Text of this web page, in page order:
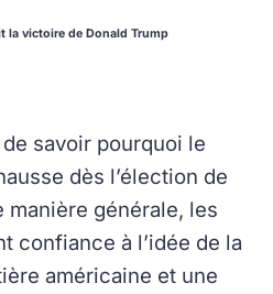
la victoire de Donald Trump
savoir pourquoi le
dès l’élection de
manière générale, les
confiance à l’idée de la
américaine et une